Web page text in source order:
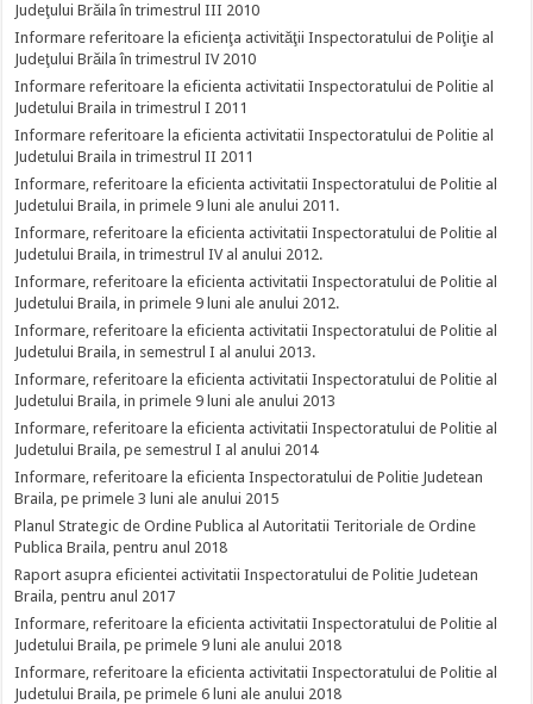
Judeţului Brăila în trimestrul III 2010
Informare referitoare la eficienţa activităţii Inspectoratului de Poliţie al
Judeţului Brăila în trimestrul IV 2010
Informare referitoare la eficienta activitatii Inspectoratului de Politie al
Judetului Braila in trimestrul I 2011
Informare referitoare la eficienta activitatii Inspectoratului de Politie al
Judetului Braila in trimestrul II 2011
Informare, referitoare la eficienta activitatii Inspectoratului de Politie al
Judetului Braila, in primele 9 luni ale anului 2011.
Informare, referitoare la eficienta activitatii Inspectoratului de Politie al
Judetului Braila, in trimestrul IV al anului 2012.
Informare, referitoare la eficienta activitatii Inspectoratului de Politie al
Judetului Braila, in primele 9 luni ale anului 2012.
Informare, referitoare la eficienta activitatii Inspectoratului de Politie al
Judetului Braila, in semestrul I al anului 2013.
Informare, referitoare la eficienta activitatii Inspectoratului de Politie al
Judetului Braila, in primele 9 luni ale anului 2013
Informare, referitoare la eficienta activitatii Inspectoratului de Politie al
Judetului Braila, pe semestrul I al anului 2014
Informare, referitoare la eficienta Inspectoratului de Politie Judetean
Braila, pe primele 3 luni ale anului 2015
Planul Strategic de Ordine Publica al Autoritatii Teritoriale de Ordine
Publica Braila, pentru anul 2018
Raport asupra eficientei activitatii Inspectoratului de Politie Judetean
Braila, pentru anul 2017
Informare, referitoare la eficienta activitatii Inspectoratului de Politie al
Judetului Braila, pe primele 9 luni ale anului 2018
Informare, referitoare la eficienta activitatii Inspectoratului de Politie al
Judetului Braila, pe primele 6 luni ale anului 2018